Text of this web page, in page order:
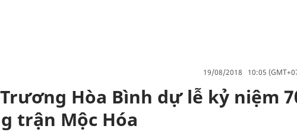
19/08/2018 10:05
Hòa Bình dự lễ kỷ niệm
trận Mộc Hóa